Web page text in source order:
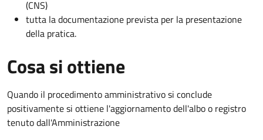
(CNS)
tutta la documentazione prevista per la presentazione
della pratica.
Cosa si ottiene
Quando il procedimento amministrativo si conclude
positivamente si ottiene l'aggiornamento dell'albo o registro
tenuto dall'Amministrazione